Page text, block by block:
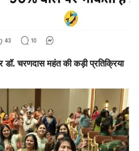
चरणदास महंत की कड़ी प्रतिक्रिया